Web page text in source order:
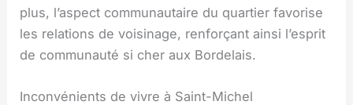
plus, l’aspect communautaire du quartier favorise
les relations de voisinage, renforçant ainsi l’esprit
de communauté si cher aux Bordelais.
Inconvénients de vivre à Saint-Michel